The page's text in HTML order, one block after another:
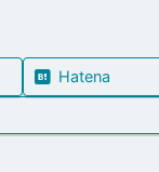
Hatena